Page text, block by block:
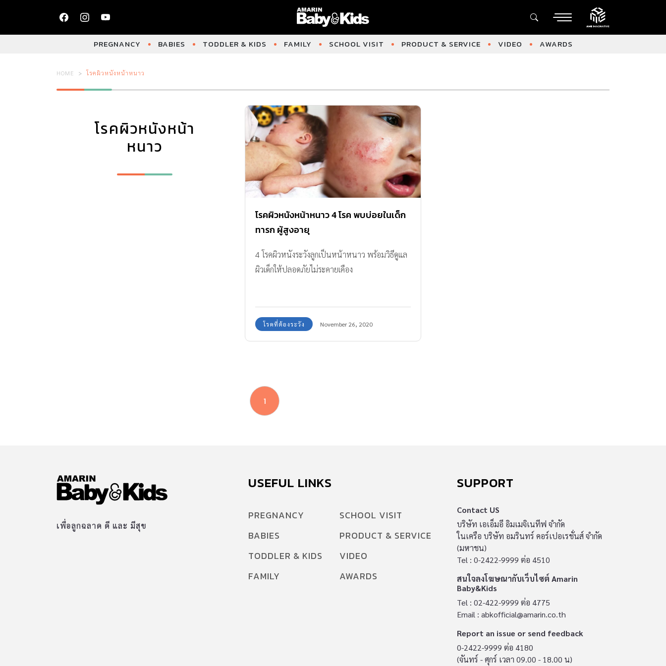
PREGNANCY BABIES TODDLER & KIDS FAMILY SCHOOL VISIT PRODUCT & SERVICE VIDEO AWARDS
HOME โรคผิวหนังหน้าหนาว
โรคผิวหนังหน้า
หนาว
โรคผิวหนังหน้าหนาว 4 โรค พบบ่อยในเด็ก
ทารก ผู้สูงอายุ
4 โรคผิวหนังระวังลูกเป็นหน้าหนาว พร้อมวิธีดูแล
ผิวเด็กให้ปลอดภัยไม่ระคายเคือง
โรคที่ต้องระวัง November 26, 2020
1
เพื่อลูกฉลาด ดี และ มีสุข
USEFUL LINKS
PREGNANCY
BABIES
TODDLER & KIDS
FAMILY
SCHOOL VISIT
PRODUCT & SERVICE
VIDEO
AWARDS
SUPPORT
Contact US
บริษัท เอเอ็มอี อิมเมจิเนทีฟ จำกัด
ในเครือ บริษัท อมรินทร์ คอร์เปอเรชั่นส์ จำกัด
(มหาชน)
Tel : 0-2422-9999 ต่อ 4510
สนใจลงโฆษณากับเว็บไซต์ Amarin
Baby&Kids
Tel : 02-422-9999 ต่อ 4775
Email : abkofficial@amarin.co.th
Report an issue or send feedback
0-2422-9999 ต่อ 4180
(จันทร์ - ศุกร์ เวลา 09.00 - 18.00 น)